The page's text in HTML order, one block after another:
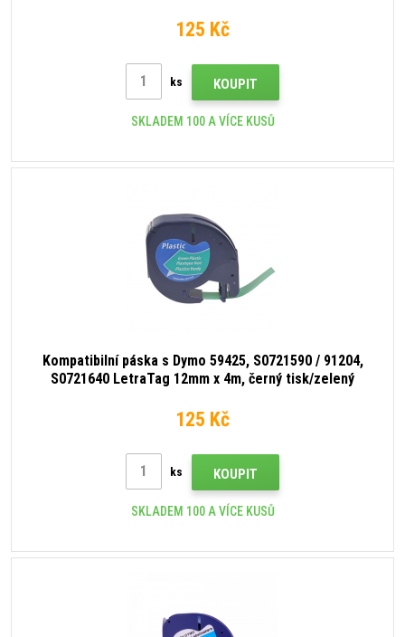
125 Kč
ks KOUPIT
SKLADEM 100 A VÍCE KUSŮ
Kompatibilní páska s Dymo 59425, S0721590 / 91204,
S0721640 LetraTag 12mm x 4m, černý tisk/zelený
125 Kč
ks KOUPIT
SKLADEM 100 A VÍCE KUSŮ